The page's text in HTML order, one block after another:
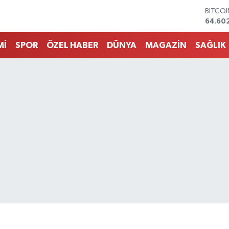
EURO
SPOR ÖZEL HABER DÜNYA MAGAZİN SAĞLIK